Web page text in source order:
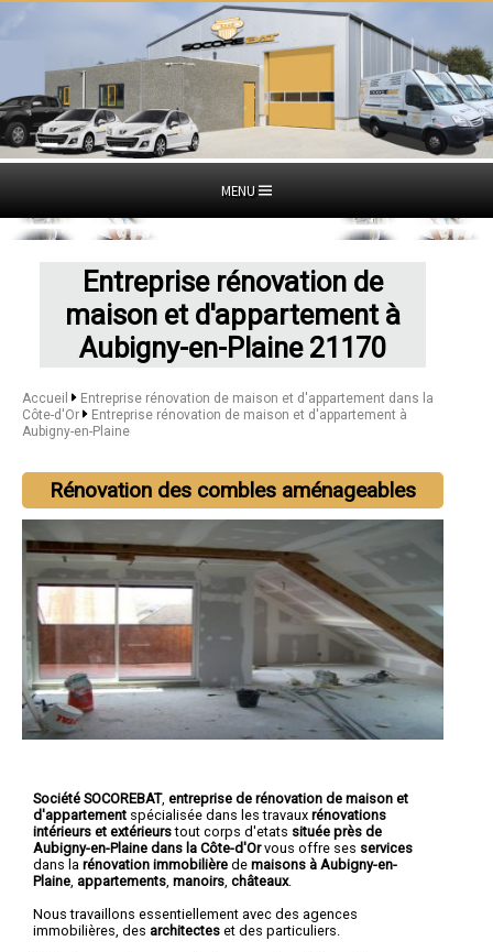
MENU
Entreprise rénovation de
maison et d'appartement à
Aubigny-en-Plaine 21170
Accueil
Entreprise rénovation de maison et d'appartement dans la
Côte-d'Or
Entreprise rénovation de maison et d'appartement à
Aubigny-en-Plaine
Rénovation des combles aménageables
Société SOCOREBAT, entreprise de rénovation de maison et
d'appartement spécialisée dans les travaux rénovations
intérieurs et extérieurstout corps d'etats située près de
Aubigny-en-Plaine dans la Côte-d'Orvous offre ses services
dans la rénovation immobilière de maisons à Aubigny-en-
Plaine appartements manoirs châteaux.
Nous travaillons essentiellement avec des agences
immobilières, des architectes et des particuliers.